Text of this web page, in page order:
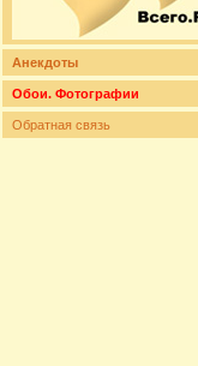
Анекдоты
Обои. Фотографии
Обратная связь